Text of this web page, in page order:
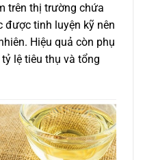
trên thị trường chứa
được tinh luyện kỹ nên
Hiệu quả còn phụ
lệ tiêu thụ và tổng